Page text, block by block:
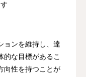
ョンを維持し、達
的な目標があるこ
向性を持つことが